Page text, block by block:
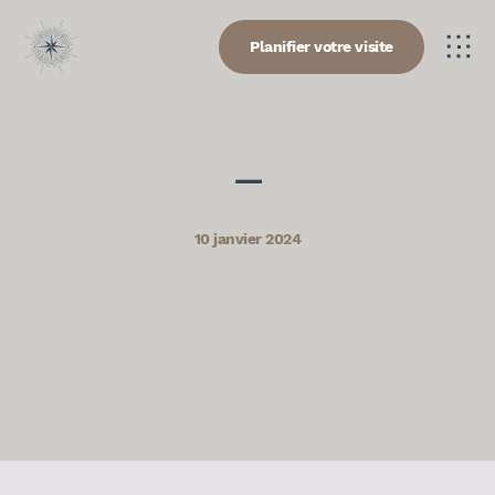
Planifier votre visite
—
10 janvier 2024